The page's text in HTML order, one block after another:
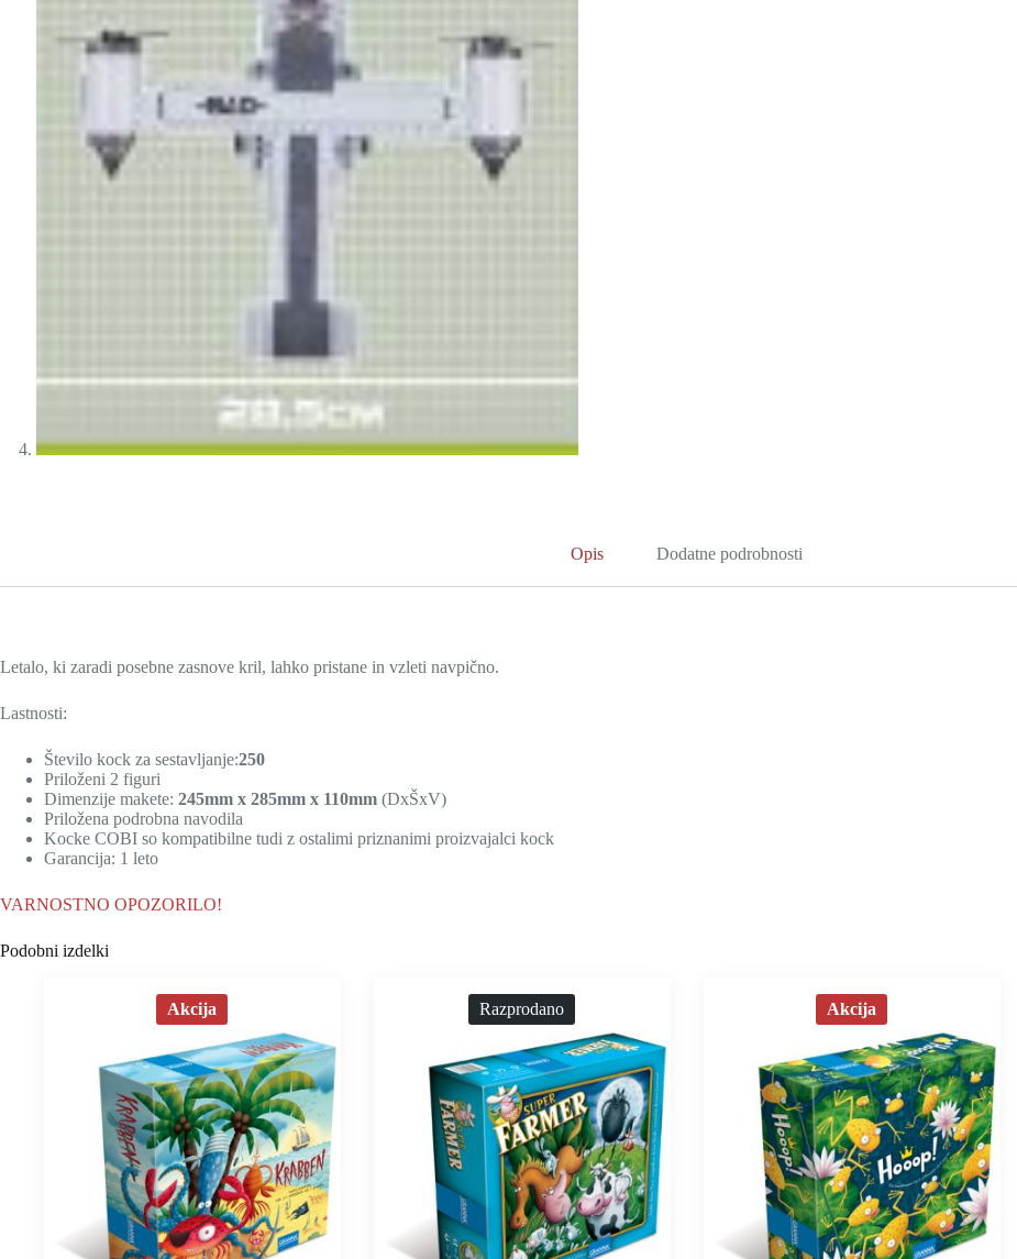
Opis Dodatne podrobnosti
Letalo, ki zaradi posebne zasnove kril, lahko pristane in vzleti navpično.
Lastnosti:
Število kock za sestavljanje:250
Priloženi 2 figuri
Dimenzije makete: 245mm x 285mm x 110mm (DxŠxV)
Priložena podrobna navodila
Kocke COBI so kompatibilne tudi z ostalimi priznanimi proizvajalci kock
Garancija: 1 leto
VARNOSTNO OPOZORILO!
Podobni izdelki
Akcija Razprodano Akcija